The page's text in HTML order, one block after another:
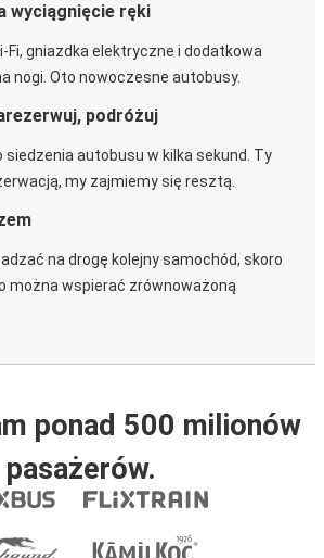
wyciągnięcie ręki
Fi, gniazdka elektryczne i dodatkowa
nogi. Oto nowoczesne autobusy.
podróżuj
siedzenia autobusu w kilka sekund. Ty
my zajmiemy się resztą.
na drogę kolejny samochód, skoro
można wspierać zrównoważoną
ponad 500 milionów
pasażerów.